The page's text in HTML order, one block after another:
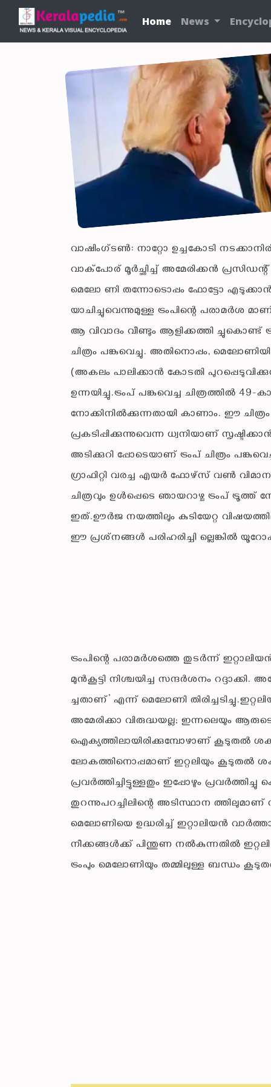
Home News
വാഷിംഗ്ടണ്‍: നാറ്റോ ഉച്ചകോടി
വാക്‌പോര് മൂര്‍ച്ഛിച്ച് അമേരിക്കന്‍
മെലോ ണി തന്നോടൊപ്പം ഫോട്ടോ എടുക്കാന്‍
യാചിച്ചുവെന്നുമുള്ള ട്രംപിന്റെ പരാമര്‍ശ
ആ വിവാദം വീണ്ടും ആളിക്കത്തി ച്ചുകൊണ്ട്
ചിത്രം പങ്കുവെച്ചു. അതിനൊപ്പം,
(അകലം പാലിക്കാന്‍ കോടതി
ഉന്നയിച്ചു.ട്രംപ് പങ്കുവെച്ച ചിത്രത്തില്‍
നോക്കിനില്‍ക്കുന്നതായി കാണാം. ഈ
പ്രകടിപ്പിക്കുന്നുവെന്ന ധ്വനിയാണ്
അടിക്കുറി പ്പോടെയാണ് ട്രംപ് ചിത്രം
ഗ്രാഫിറ്റി വരച്ച എയര്‍ ഫോഴ്സ് വണ്‍
ചിത്രവും ഉള്‍പ്പെടെ ഞായറാഴ്ച ട്രംപ്
ഇത്.ഊര്‍ജ നയത്തിലും കുടിയേറ്റ
ഈ പ്രശ്‌നങ്ങള്‍ പരിഹരിച്ചി ല്ലെങ്കില്‍
ട്രംപിന്റെ പരാമര്‍ശത്തെ തുടര്‍ന്ന്
മുന്‍കൂട്ടി നിശ്ചയിച്ച സന്ദര്‍ശനം
ച്ചതാണ്’ എന്ന് മെലോണി
അമേരിക്കാ വിരുദ്ധയല്ല; ഇന്നലെയും
ഐക്യത്തിലായിരിക്കുമ്പോഴാണ് കൂടുതല്‍
ലോകത്തിനൊപ്പമാണ് ഇറ്റലിയും കൂടുതല്‍
പ്രവര്‍ത്തിച്ചിട്ടുള്ളതും ഇപ്പോഴും
തുറന്നുപറച്ചിലിന്റെ അടിസ്ഥാന
മെലോണിയെ ഉദ്ധരിച്ച് ഇറ്റാലിയന്‍
നീക്കങ്ങള്‍ക്ക് പിന്തുണ നല്‍കുന്നതില്‍
ട്രംപും മെലോണിയും തമ്മിലുള്ള ബന്ധം